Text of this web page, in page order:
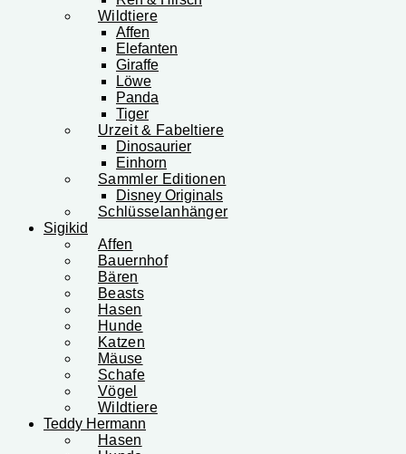
Wildtiere
Affen
Elefanten
Giraffe
Löwe
Panda
Tiger
Urzeit & Fabeltiere
Dinosaurier
Einhorn
Sammler Editionen
Disney Originals
Schlüsselanhänger
Sigikid
Affen
Bauernhof
Bären
Beasts
Hasen
Hunde
Katzen
Mäuse
Schafe
Vögel
Wildtiere
Teddy Hermann
Hasen